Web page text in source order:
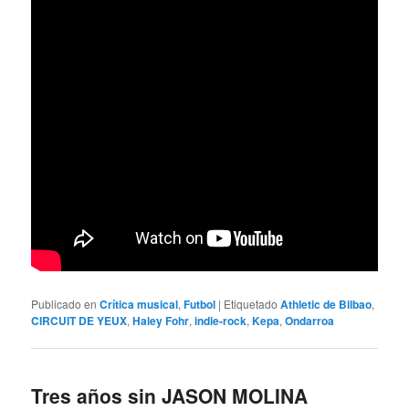
Publicado en Crítica musical,Futbol | Etiquetado Athletic de Bilbao,
CIRCUIT DE YEUX,Haley Fohr,indie-rock,Kepa,Ondarroa
Tres años sin JASON MOLINA